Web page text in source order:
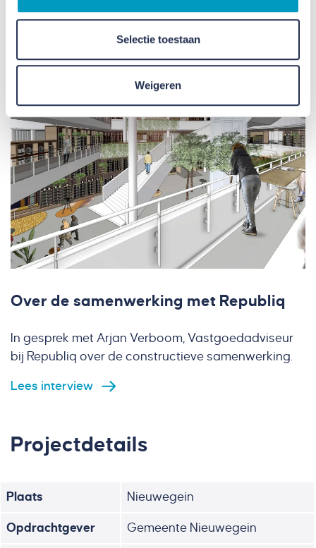
Selectie toestaan
Weigeren
millimeter nauwkeurig paste.
Over de samenwerking met Republiq
In gesprek met Arjan Verboom, Vastgoedadviseur
bij Republiq over de constructieve samenwerking.
Lees interview
Projectdetails
Plaats Nieuwegein
Opdrachtgever Gemeente Nieuwegein